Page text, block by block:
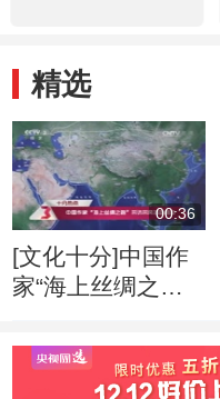
精选
00:36
[文化十分]中国作
家“海上丝绸之
开启